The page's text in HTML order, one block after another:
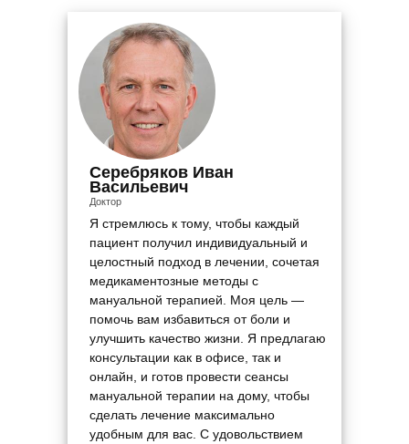
Серебряков Иван
Васильевич
Доктор
Я стремлюсь к тому, чтобы каждый
пациент получил индивидуальный и
целостный подход в лечении, сочетая
медикаментозные методы с
мануальной терапией. Моя цель —
помочь вам избавиться от боли и
улучшить качество жизни. Я предлагаю
консультации как в офисе, так и
онлайн, и готов провести сеансы
мануальной терапии на дому, чтобы
сделать лечение максимально
удобным для вас. С удовольствием